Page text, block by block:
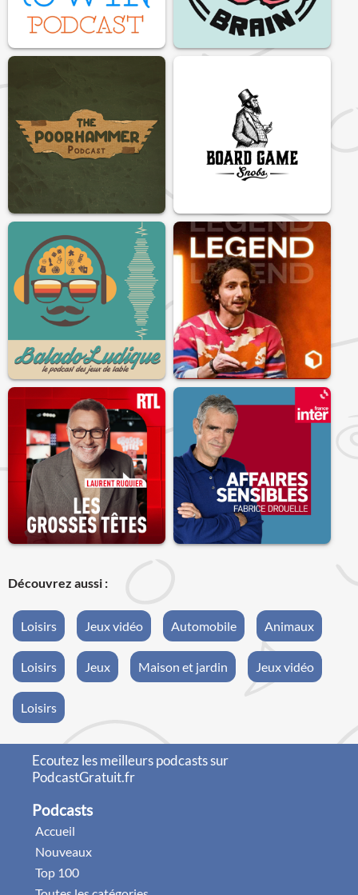
Découvrez aussi :
Loisirs Jeux vidéo Automobile Animaux
Loisirs Jeux Maison et jardin Jeux vidéo
Loisirs
Ecoutez les meilleurs podcasts sur
PodcastGratuit.fr
Podcasts
Accueil
Nouveaux
Top 100